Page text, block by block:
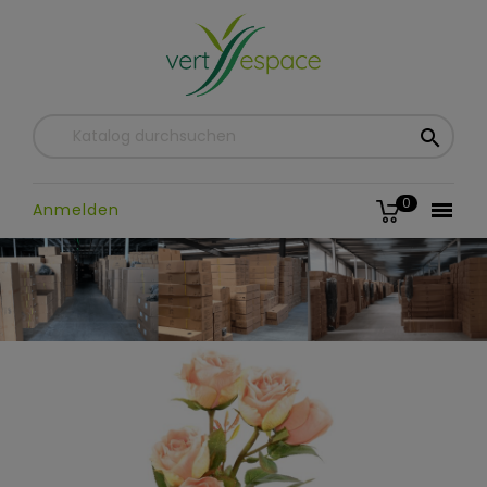


0
Anmelden